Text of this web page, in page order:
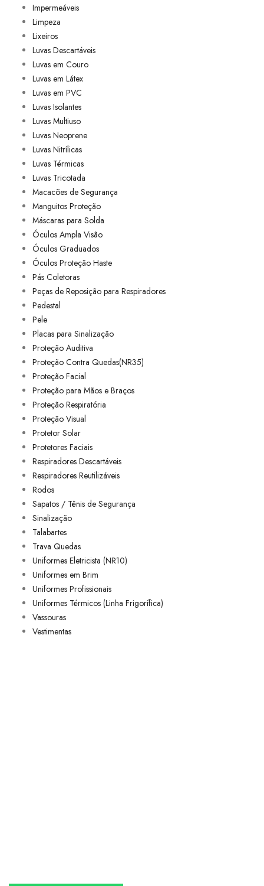
Impermeáveis
Limpeza
Lixeiros
Luvas Descartáveis
Luvas em Couro
Luvas em Látex
Luvas em PVC
Luvas Isolantes
Luvas Multiuso
Luvas Neoprene
Luvas Nitrílicas
Luvas Térmicas
Luvas Tricotada
Macacões de Segurança
Manguitos Proteção
Máscaras para Solda
Óculos Ampla Visão
Óculos Graduados
Óculos Proteção Haste
Pás Coletoras
Peças de Reposição para Respiradores
Pedestal
Pele
Placas para Sinalização
Proteção Auditiva
Proteção Contra Quedas(NR35)
Proteção Facial
Proteção para Mãos e Braços
Proteção Respiratória
Proteção Visual
Protetor Solar
Protetores Faciais
Respiradores Descartáveis
Respiradores Reutilizáveis
Rodos
Sapatos / Tênis de Segurança
Sinalização
Talabartes
Trava Quedas
Uniformes Eletricista (NR10)
Uniformes em Brim
Uniformes Profissionais
Uniformes Térmicos (Linha Frigorífica)
Vassouras
Vestimentas